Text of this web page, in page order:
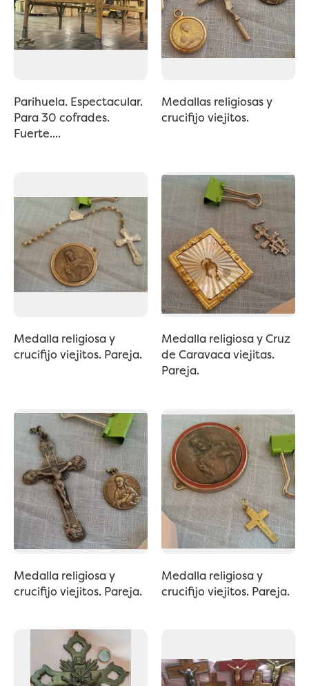
Parihuela. Espectacular.
Para 30 cofrades.
Fuerte....
Medallas religiosas y
crucifijo viejitos.
Medalla religiosa y
crucifijo viejitos. Pareja.
Medalla religiosa y Cruz
de Caravaca viejitas.
Pareja.
Medalla religiosa y
crucifijo viejitos. Pareja.
Medalla religiosa y
crucifijo viejitos. Pareja.